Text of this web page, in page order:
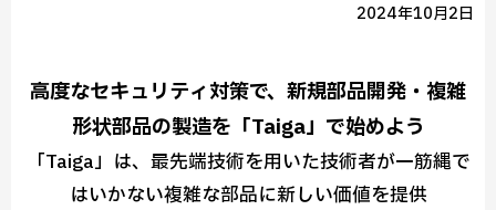
2024年10月2日
高度なセキュリティ対策で、新規部品開発・複雑
形状部品の製造を「Taiga」で始めよう
「Taiga」は、最先端技術を用いた技術者が一筋縄で
はいかない複雑な部品に新しい価値を提供